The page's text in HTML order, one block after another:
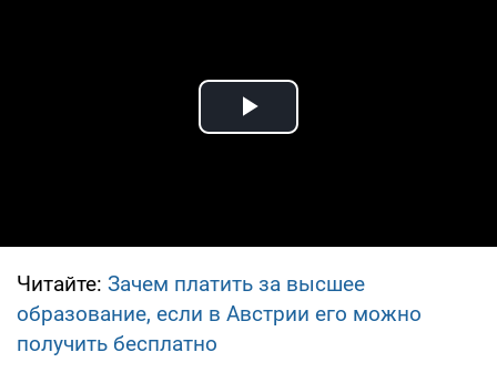
Play Video
Читайте: Зачем платить за высшее
образование, если в Австрии его можно
получить бесплатно